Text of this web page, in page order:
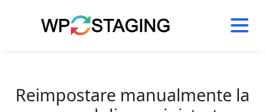
Reimpostare manualmente la